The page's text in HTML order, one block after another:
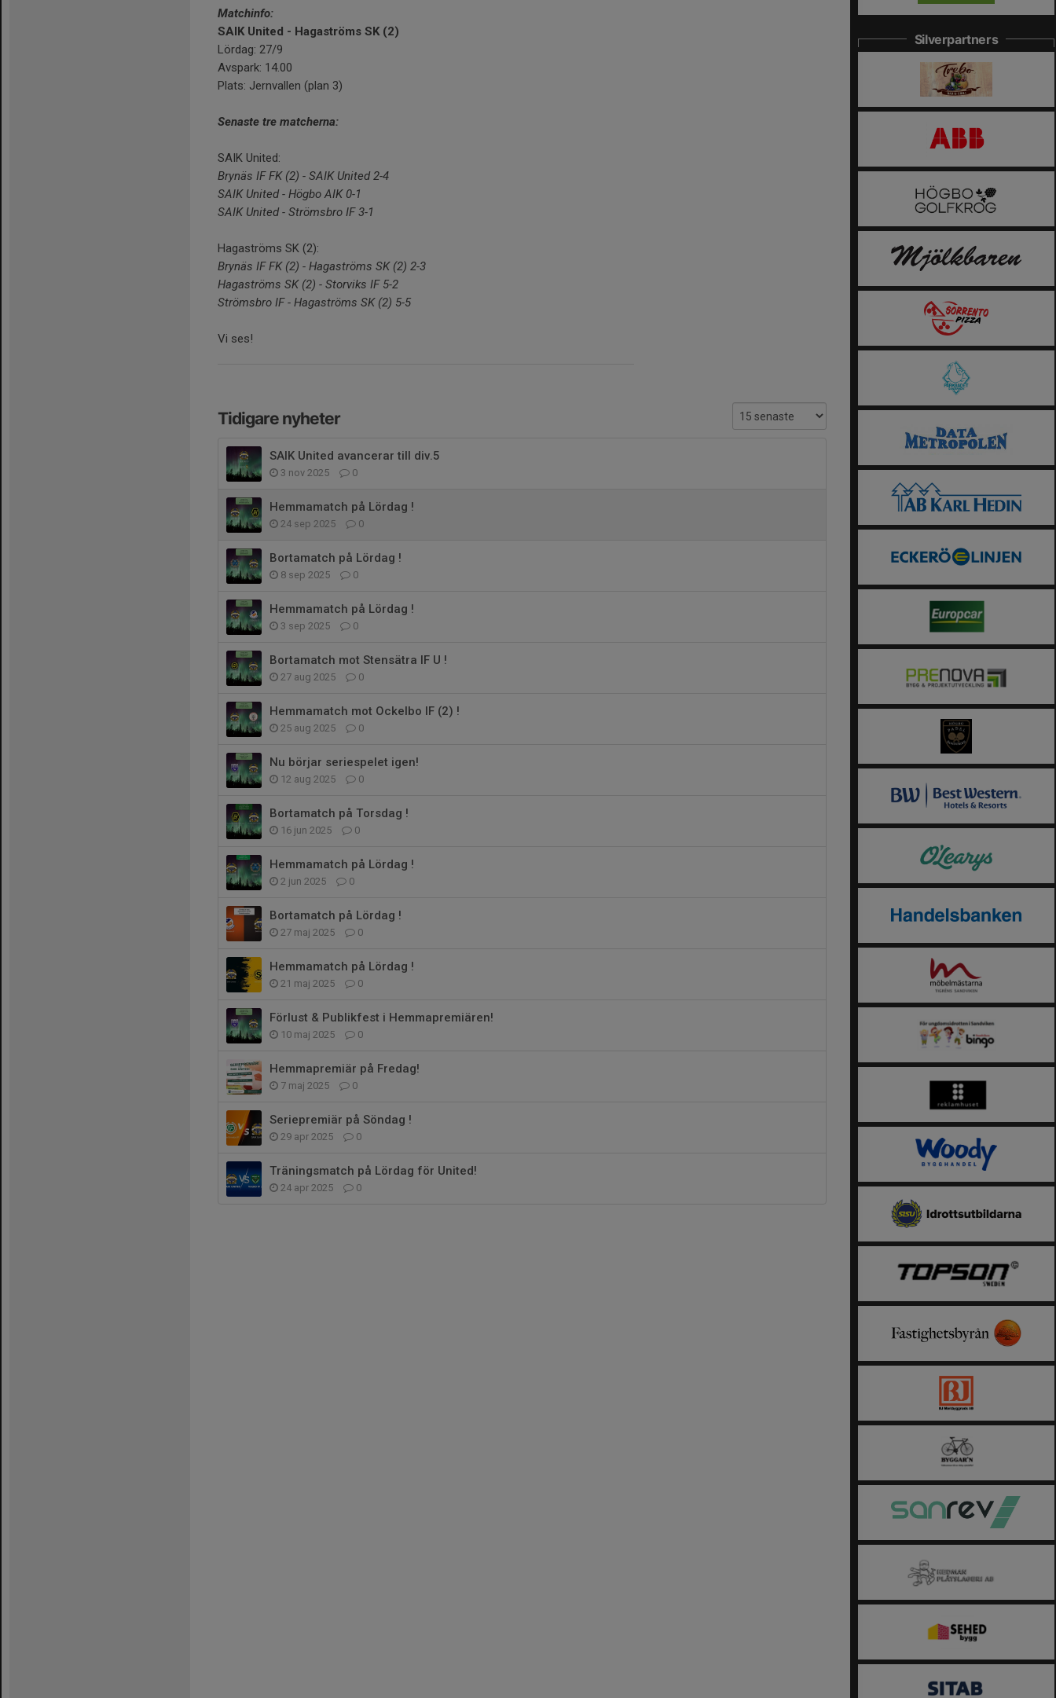
Matchinfo:
SAIK United - Hagaströms SK (2)
Lördag: 27/9
Avspark: 14.00
Plats: Jernvallen (plan 3)
Senaste tre matcherna:
SAIK United:
Brynäs IF FK (2) - SAIK United 2-4
SAIK United - Högbo AIK 0-1
SAIK United - Strömsbro IF 3-1
Hagaströms SK (2):
Brynäs IF FK (2) - Hagaströms SK (2) 2-3
Hagaströms SK (2) - Storviks IF 5-2
Strömsbro IF - Hagaströms SK (2) 5-5
Vi ses!
Tidigare nyheter
SAIK United avancerar till div.5
3 nov 2025 0
Hemmamatch på Lördag !
24 sep 2025 0
Bortamatch på Lördag !
8 sep 2025 0
Hemmamatch på Lördag !
3 sep 2025 0
Bortamatch mot Stensätra IF U !
27 aug 2025 0
Hemmamatch mot Ockelbo IF (2) !
25 aug 2025 0
Nu börjar seriespelet igen!
12 aug 2025 0
Bortamatch på Torsdag !
16 jun 2025 0
Hemmamatch på Lördag !
2 jun 2025 0
Bortamatch på Lördag !
27 maj 2025 0
Hemmamatch på Lördag !
21 maj 2025 0
Förlust & Publikfest i Hemmapremiären!
10 maj 2025 0
Hemmapremiär på Fredag!
7 maj 2025 0
Seriepremiär på Söndag !
29 apr 2025 0
Träningsmatch på Lördag för United!
24 apr 2025 0
Silverpartners